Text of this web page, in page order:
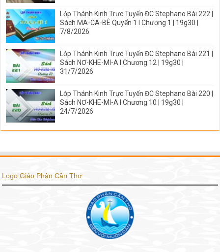
Lớp Thánh Kinh Trực Tuyến ĐC Stephano Bài 222 |
Sách MA-CA-BÊ Quyển 1 I Chương 1 | 19g30 |
7/8/2026
Lớp Thánh Kinh Trực Tuyến ĐC Stephano Bài 221 |
Sách NƠ-KHE-MI-A I Chương 12 | 19g30 |
31/7/2026
Lớp Thánh Kinh Trực Tuyến ĐC Stephano Bài 220 |
Sách NƠ-KHE-MI-A I Chương 10 | 19g30 |
24/7/2026
Logo Giáo Phận Cần Thơ